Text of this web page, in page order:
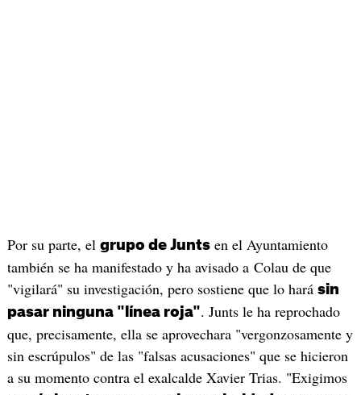
Por su parte, el grupo de Juntsen el Ayuntamiento
también se ha manifestado y ha avisado a Colau de que
"vigilará" su investigación, pero sostiene que lo hará sin
pasar ninguna "línea roja". Junts le ha reprochado
que, precisamente, ella se aprovechara "vergonzosamente y
sin escrúpulos" de las "falsas acusaciones" que se hicieron
a su momento contra el exalcalde Xavier Trias. "Exigimos